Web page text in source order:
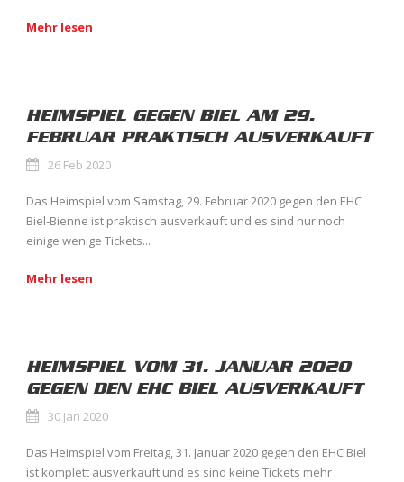
Mehr lesen
HEIMSPIEL GEGEN BIEL AM 29.
FEBRUAR PRAKTISCH AUSVERKAUFT
26 Feb 2020
Das Heimspiel vom Samstag, 29. Februar 2020 gegen den EHC
Biel-Bienne ist praktisch ausverkauft und es sind nur noch
einige wenige Tickets...
Mehr lesen
HEIMSPIEL VOM 31. JANUAR 2020
GEGEN DEN EHC BIEL AUSVERKAUFT
30 Jan 2020
Das Heimspiel vom Freitag, 31. Januar 2020 gegen den EHC Biel
ist komplett ausverkauft und es sind keine Tickets mehr